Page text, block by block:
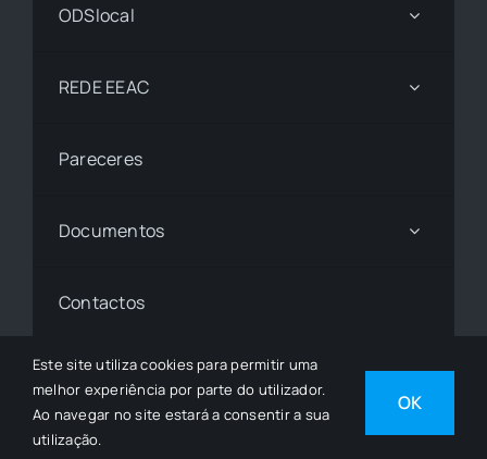
ODSlocal
REDE EEAC
Pareceres
Documentos
Contactos
© 1997 - 2026• © Todos os Direitos Reservados •
Desenvolvido porSGSI
Este site utiliza cookies para permitir uma
melhor experiência por parte do utilizador.
Ao navegar no site estará a consentir a sua
utilização.
OK